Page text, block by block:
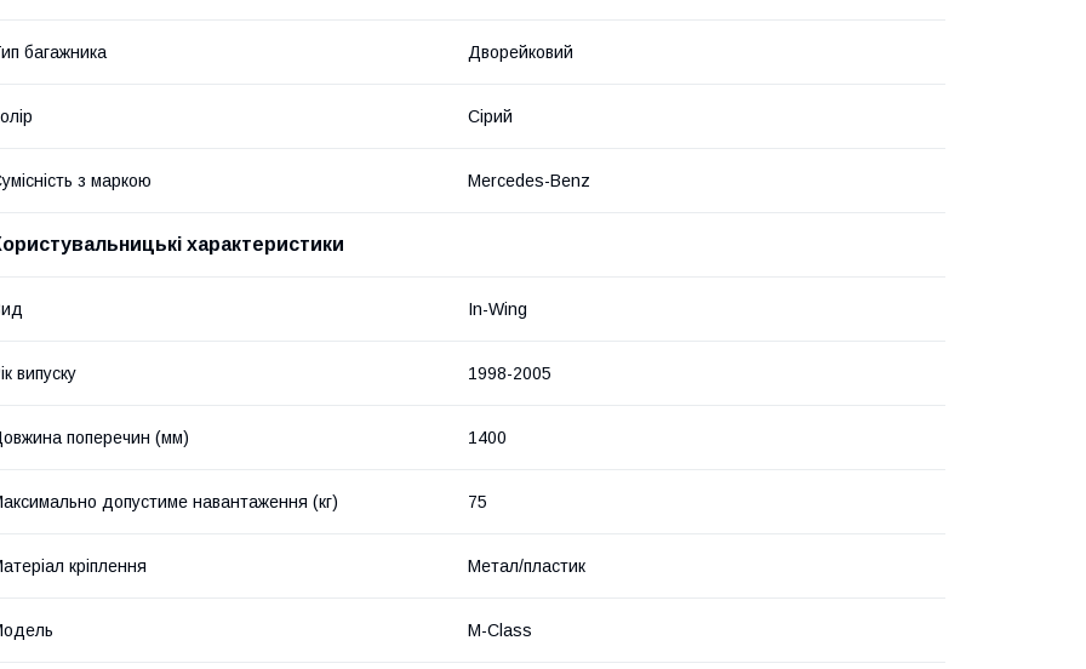
багажника Дворейковий
Сірий
з маркою Mercedes-Benz
характеристики
In-Wing
випуску 1998-2005
поперечин (мм) 1400
допустиме навантаження (кг) 75
кріплення Метал/пластик
M-Class